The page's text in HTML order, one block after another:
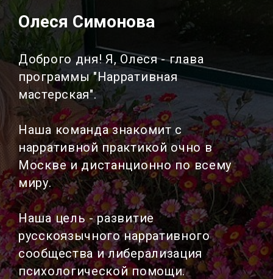
Олеся Симонова
Доброго дня! Я, Олеся - глава
программы "Нарративная
мастерская".
Наша команда знакомит с
нарративной практикой очно в
Москве и дистанционно по всему
миру.
Наша цель - развитие
русскоязычного нарративного
сообщества и либерализация
психологической помощи.